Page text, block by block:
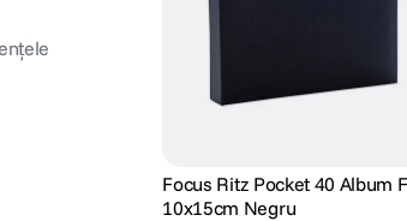
Focus Ritz Pocket 40 Album
10x15cm Negru